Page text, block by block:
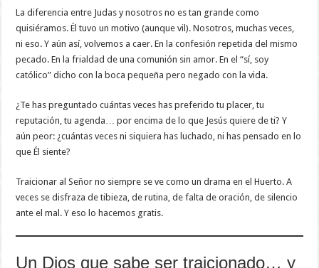
La diferencia entre Judas y nosotros no es tan grande como
quisiéramos. Él tuvo un motivo (aunque vil). Nosotros, muchas veces,
ni eso. Y aún así, volvemos a caer. En la confesión repetida del mismo
pecado. En la frialdad de una comunión sin amor. En el “sí, soy
católico” dicho con la boca pequeña pero negado con la vida.
¿Te has preguntado cuántas veces has preferido tu placer, tu
reputación, tu agenda… por encima de lo que Jesús quiere de ti? Y
aún peor: ¿cuántas veces ni siquiera has luchado, ni has pensado en lo
que Él siente?
Traicionar al Señor no siempre se ve como un drama en el Huerto. A
veces se disfraza de tibieza, de rutina, de falta de oración, de silencio
ante el mal. Y eso lo hacemos gratis.
Un Dios que sabe ser traicionado… y